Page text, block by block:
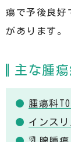
瘍で予後良好
があります。
主な腫瘍
腫瘍科
インス